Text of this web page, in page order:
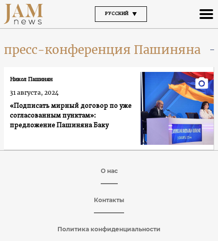
РУССКИЙ
пресс-конференция Пашиняна
«Подписать мирный договор по уже
согласованным пунктам»:
предложение Пашиняна Баку
Никол Пашинян
31 августа, 2024
О нас
Контакты
Политика конфиденциальности